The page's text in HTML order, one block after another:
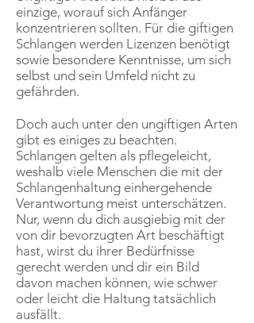
einzige, worauf sich Anfänger
konzentrieren sollten. Für die giftigen
Schlangen werden Lizenzen benötigt
sowie besondere Kenntnisse, um sich
selbst und sein Umfeld nicht zu
gefährden.
Doch auch unter den ungiftigen Arten
gibt es einiges zu beachten.
Schlangen gelten als pflegeleicht,
weshalb viele Menschen die mit der
Schlangenhaltung einhergehende
Verantwortung meist unterschätzen.
Nur, wenn du dich ausgiebig mit der
von dir bevorzugten Art beschäftigt
hast, wirst du ihrer Bedürfnisse
gerecht werden und dir ein Bild
davon machen können, wie schwer
oder leicht die Haltung tatsächlich
ausfällt.